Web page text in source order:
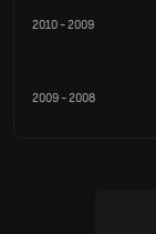
2009
-
2010
2008
-
2009